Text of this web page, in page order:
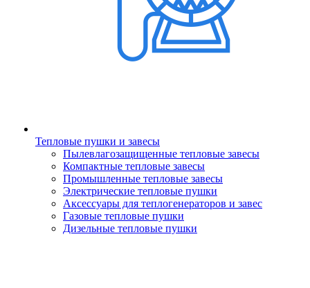
Тепловые пушки и завесы
Пылевлагозащищенные тепловые завесы
Компактные тепловые завесы
Промышленные тепловые завесы
Электрические тепловые пушки
Аксессуары для теплогенераторов и завес
Газовые тепловые пушки
Дизельные тепловые пушки